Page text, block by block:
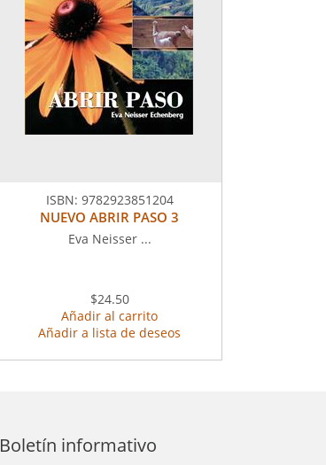
ISBN: 9782923851204
NUEVO ABRIR PASO 3
Eva Neisser ...
$24.50
Añadir al carrito
Añadir a lista de deseos
Boletín informativo